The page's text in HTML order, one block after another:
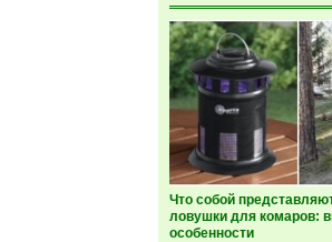
Что собой
ловушки для комаров:
особенности